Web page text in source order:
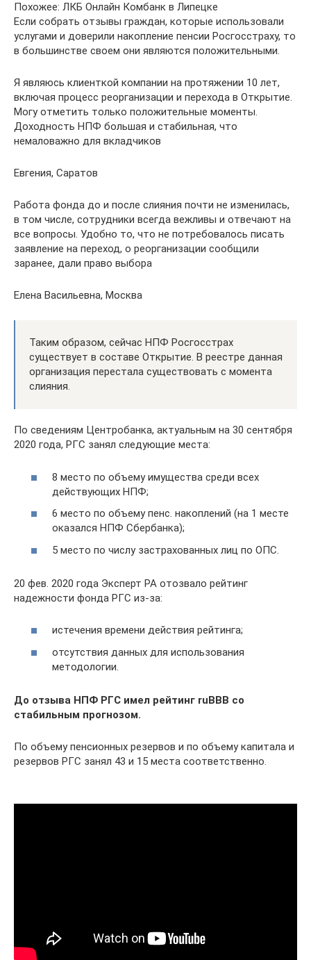
Похожее: ЛКБ Онлайн Комбанк в Липецке
Если собрать отзывы граждан, которые использовали
услугами и доверили накопление пенсии Росгосстраху, то
в большинстве своем они являются положительными.
Я являюсь клиенткой компании на протяжении 10 лет,
включая процесс реорганизации и перехода в Открытие.
Могу отметить только положительные моменты.
Доходность НПФ большая и стабильная, что
немаловажно для вкладчиков
Евгения, Саратов
Работа фонда до и после слияния почти не изменилась,
в том числе, сотрудники всегда вежливы и отвечают на
все вопросы. Удобно то, что не потребовалось писать
заявление на переход, о реорганизации сообщили
заранее, дали право выбора
Елена Васильевна, Москва
Таким образом, сейчас НПФ Росгосстрах
существует в составе Открытие. В реестре данная
организация перестала существовать с момента
слияния.
По сведениям Центробанка, актуальным на 30 сентября
2020 года, РГС занял следующие места:
8 место по объему имущества среди всех
действующих НПФ;
6 место по объему пенс. накоплений (на 1 месте
оказался НПФ Сбербанка);
5 место по числу застрахованных лиц по ОПС.
20 фев. 2020 года Эксперт РА отозвало рейтинг
надежности фонда РГС из-за:
истечения времени действия рейтинга;
отсутствия данных для использования
методологии.
До отзыва НПФ РГС имел рейтинг ruBBB со
стабильным прогнозом.
По объему пенсионных резервов и по объему капитала и
резервов РГС занял 43 и 15 места соответственно.